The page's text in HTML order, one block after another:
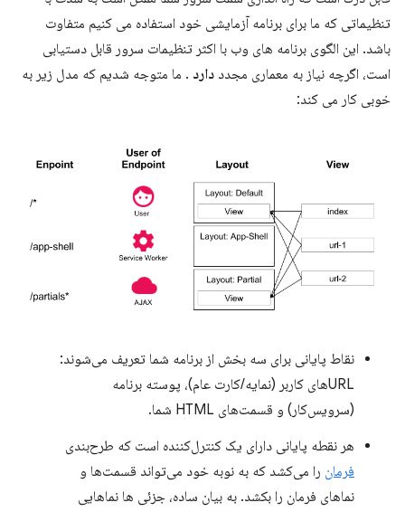
تنظیماتی که ما برای برنامه آزمایشی خود استفاده می کنیم متفاوت
باشد. این الگوی برنامه های وب با اکثر تنظیمات سرور قابل دستیابی
است، اگرچه نیاز به معماری مجدد دارد . ما متوجه شدیم که مدل زیر به
خوبی کار می کند:
نقاط پایانی برای سه بخش از برنامه شما تعریف می‌شوند:
URLهای کاربر (نمایه/کارت عام)، پوسته برنامه
(سرویس‌کار) و قسمت‌های HTML شما.
هر نقطه پایانی دارای یک کنترل‌کننده است که طرح‌بندی
فرمان را می‌کشد که به نوبه خود می‌تواند قسمت‌ها و
نماهای فرمان را بکشد. به بیان ساده، جزئی ها نماهایی